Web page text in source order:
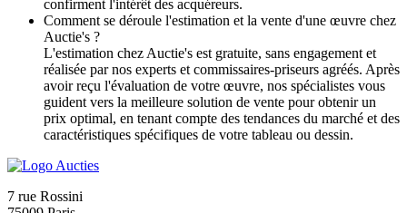
confirment l'intérêt des acquéreurs.
Comment se déroule l'estimation et la vente d'une œuvre chez
Auctie's ?
L'estimation chez Auctie's est gratuite, sans engagement et
réalisée par nos experts et commissaires-priseurs agréés. Après
avoir reçu l'évaluation de votre œuvre, nos spécialistes vous
guident vers la meilleure solution de vente pour obtenir un
prix optimal, en tenant compte des tendances du marché et des
caractéristiques spécifiques de votre tableau ou dessin.
7 rue Rossini